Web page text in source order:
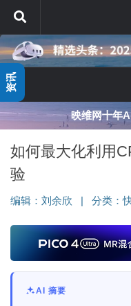
跳至内容
映维网十年
如何最大化利用
验
编辑： 刘余欣 分类：
AI 摘要
资讯